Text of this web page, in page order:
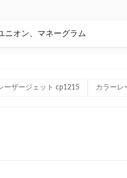
ニオン、マネーグラム
ーザージェット cp1215 カラーレ